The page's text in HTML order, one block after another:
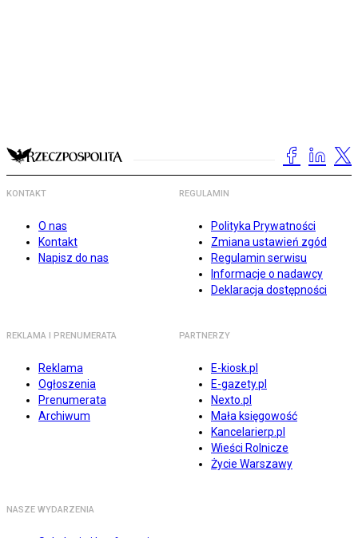
KONTAKT
O nas
Kontakt
Napisz do nas
REGULAMIN
Polityka Prywatności
Zmiana ustawień zgód
Regulamin serwisu
Informacje o nadawcy
Deklaracja dostępności
REKLAMA I PRENUMERATA
Reklama
Ogłoszenia
Prenumerata
Archiwum
PARTNERZY
E-kiosk.pl
E-gazety.pl
Nexto.pl
Mała księgowość
Kancelarierp.pl
Wieści Rolnicze
Życie Warszawy
NASZE WYDARZENIA